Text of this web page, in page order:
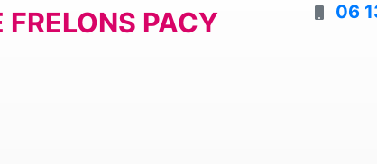
FRELONS PACY
06